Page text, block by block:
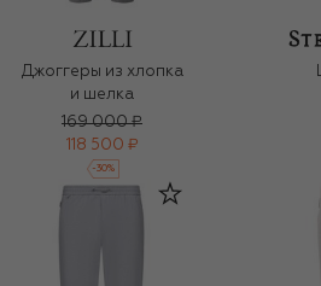
Джоггеры из хлопка
и шелка
169 000 ₽
118 500 ₽
-30%